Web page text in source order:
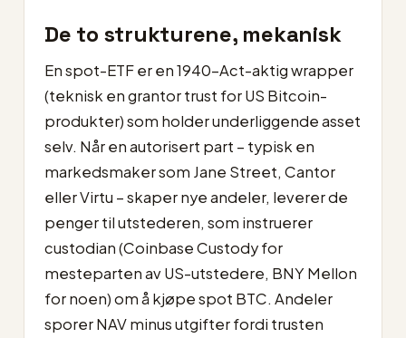
De to strukturene, mekanisk
En spot-ETF er en 1940-Act-aktig wrapper
(teknisk en grantor trust for US Bitcoin-
produkter) som holder underliggende asset
selv. Når en autorisert part – typisk en
markedsmaker som Jane Street, Cantor
eller Virtu – skaper nye andeler, leverer de
penger til utstederen, som instruerer
custodian (Coinbase Custody for
mesteparten av US-utstedere, BNY Mellon
for noen) om å kjøpe spot BTC. Andeler
sporer NAV minus utgifter fordi trusten